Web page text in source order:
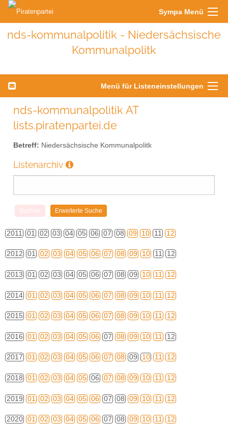
Sympa Menü
nds-kommunalpolitik - Niedersächsische
Kommunalpolitk
Menü für Listeneinstellungen
nds-kommunalpolitik AT
lists.piratenpartei.de
Betreff: Niedersächsische Kommunalpolitk
Listenarchiv
2011 01 02 03 04 05 06 07 08 09 10 11 12
2012 01 02 03 04 05 06 07 08 09 10 11 12
2013 01 02 03 04 05 06 07 08 09 10 11 12
2014 01 02 03 04 05 06 07 08 09 10 11 12
2015 01 02 03 04 05 06 07 08 09 10 11 12
2016 01 02 03 04 05 06 07 08 09 10 11 12
2017 01 02 03 04 05 06 07 08 09 10 11 12
2018 01 02 03 04 05 06 07 08 09 10 11 12
2019 01 02 03 04 05 06 07 08 09 10 11 12
2020 01 02 03 04 05 06 07 08 09 10 11 12